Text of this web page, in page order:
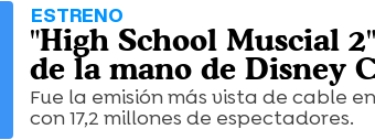
ESTRENO
"High School Muscial
de la mano de Disney
Fue la emisión más vista de cable
con 17,2 millones de espectadores.